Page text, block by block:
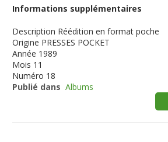
Informations supplémentaires
Description Réédition en format poche
Origine PRESSES POCKET
Année 1989
Mois 11
Numéro 18
Publié dans Albums